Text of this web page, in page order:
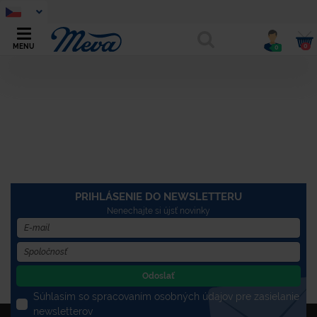
MENU 0 0
PRIHLÁSENIE DO NEWSLETTERU
Nenechajte si újsť novinky
Odoslať
Súhlasím so spracovaním osobných údajov pre zasielanie
newsletterov